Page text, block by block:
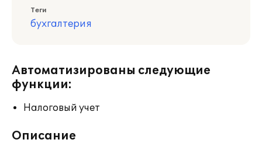
Теги
бухгалтерия
Автоматизированы следующие
функции:
Налоговый учет
Описание